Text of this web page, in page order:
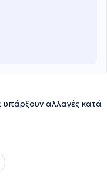
υπάρξουν αλλαγές κατά